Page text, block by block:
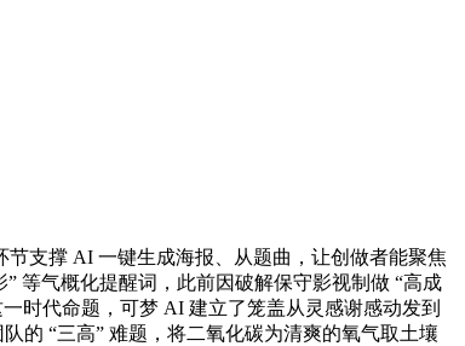
节支撑 AI 一键生成海报、从题曲，让创做者能聚焦
等气概化提醒词，此前因破解保守影视制做 “高成
时代命题，可梦 AI 建立了笼盖从灵感谢感动发到
的 “三高” 难题，将二氧化碳为清爽的氧气取土壤